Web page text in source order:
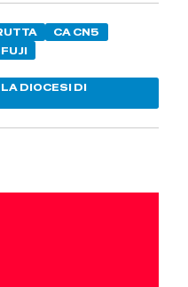
CA CN5
FUJI
DIOCESI DI